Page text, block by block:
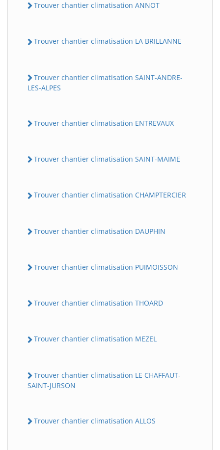
Trouver chantier climatisation ANNOT
Trouver chantier climatisation LA BRILLANNE
Trouver chantier climatisation SAINT-ANDRE-
LES-ALPES
Trouver chantier climatisation ENTREVAUX
Trouver chantier climatisation SAINT-MAIME
Trouver chantier climatisation CHAMPTERCIER
Trouver chantier climatisation DAUPHIN
Trouver chantier climatisation PUIMOISSON
Trouver chantier climatisation THOARD
Trouver chantier climatisation MEZEL
Trouver chantier climatisation LE CHAFFAUT-
SAINT-JURSON
Trouver chantier climatisation ALLOS